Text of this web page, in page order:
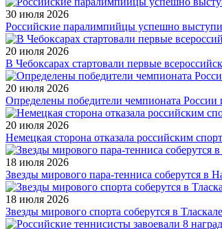
30 июля 2026
Российские паралимпийцы успешно
20 июля 2026
В Чебоксарах стартовали первые
20 июля 2026
Определены победители чемпионата России
20 июля 2026
Немецкая сторона отказала российским
18 июля 2026
Звезды мирового пара-тенниса соберутся в
18 июля 2026
Звезды мирового спорта соберутся в